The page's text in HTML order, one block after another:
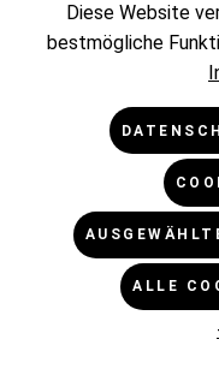
RECHTLICHES
* Alle Preise
Versandkosten
und
Diese Website
bestmögliche
ALLE